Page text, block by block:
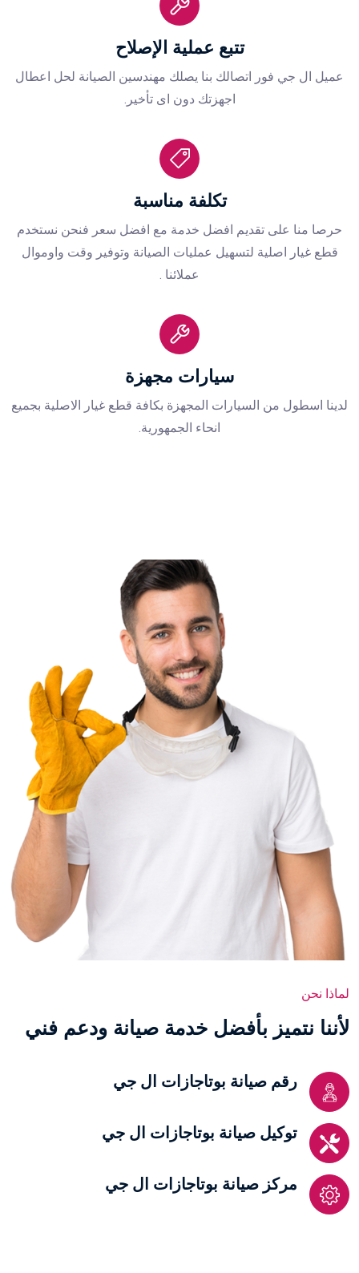
تتبع عملية اﻹصلاح
عميل ال جي فور اتصالك بنا يصلك مهندسين الصيانة لحل اعطال
اجهزتك دون اى تأخير.
تكلفة مناسبة
حرصا منا على تقديم افضل خدمة مع افضل سعر فنحن نستخدم
قطع غيار اصلية لتسهيل عمليات الصيانة وتوفير وقت واوموال
عملائنا .
سيارات مجهزة
لدينا اسطول من السيارات المجهزة بكافة قطع غيار الاصلية بجميع
انحاء الجمهورية.
لماذا نحن
ﻷننا نتميز بأفضل خدمة صيانة ودعم فني
رقم صيانة بوتاجازات ال جي
توكيل صيانة بوتاجازات ال جي
مركز صيانة بوتاجازات ال جي